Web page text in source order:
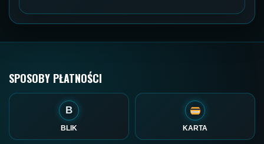
SPOSOBY PŁATNOŚCI
B
BLIK KARTA